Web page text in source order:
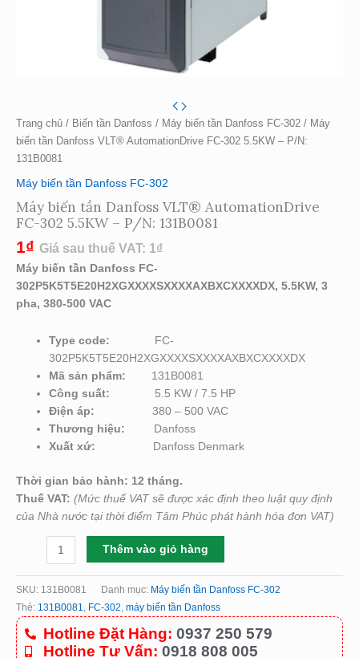
Trang chủ / Biến tần Danfoss / Máy biến tần Danfoss FC-302 / Máy
biến tần Danfoss VLT® AutomationDrive FC-302 5.5KW – P/N:
131B0081
Máy biến tần Danfoss FC-302
Máy biến tần Danfoss VLT® AutomationDrive
FC-302 5.5KW – P/N: 131B0081
1₫ Giá sau thuế VAT: 1₫
Máy biến tần Danfoss FC-
302P5K5T5E20H2XGXXXXSXXXXAXBXCXXXXDX, 5.5KW, 3
pha, 380-500 VAC
Type code:
FC-
302P5K5T5E20H2XGXXXXSXXXXAXBXCXXXXDX
Mã sản phẩm: 131B0081
Công suất: 5.5 KW / 7.5 HP
Điện áp:380 – 500 VAC
Thương hiệu:
Danfoss
Xuất xứ:
Danfoss Denmark
Thời gian bảo hành: 12 tháng.
Thuế VAT: (Mức thuế VAT sẽ được xác định theo luật quy định
của Nhà nước tại thời điểm Tâm Phúc phát hành hóa đơn VAT)
Thêm vào giỏ hàng
SKU: 131B0081 Danh mục: Máy biến tần Danfoss FC-302
Thẻ: 131B0081, FC-302, máy biến tần Danfoss
Hotline Đặt Hàng: 0937 250 579
Hotline Tư Vấn: 0918 808 005